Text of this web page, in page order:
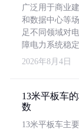
广泛用于商业
和数据中心等
足不同领域对
障电力系统稳定
2026年8月4日
13米平板车
数
13米平板车主